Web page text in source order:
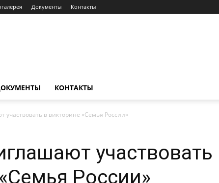
Документы Контакты
КОНТАКТЫ
участвовать в викторине «Семья России»
участвовать
России»